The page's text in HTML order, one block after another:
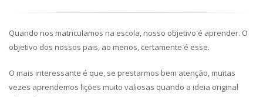
Quando nos matriculamos na escola, nosso objetivo é aprender. O
objetivo dos nossos pais, ao menos, certamente é esse.
O mais interessante é que, se prestarmos bem atenção, muitas
vezes aprendemos lições muito valiosas quando a ideia original